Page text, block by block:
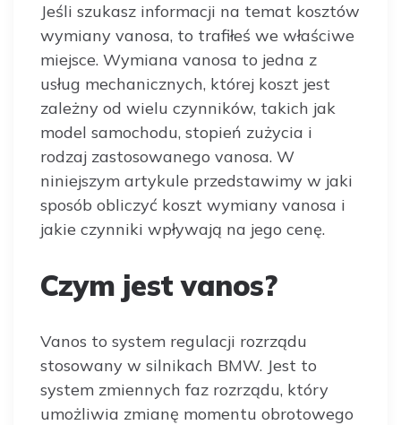
Jeśli szukasz informacji na temat kosztów
wymiany vanosa, to trafiłeś we właściwe
miejsce. Wymiana vanosa to jedna z
usług mechanicznych, której koszt jest
zależny od wielu czynników, takich jak
model samochodu, stopień zużycia i
rodzaj zastosowanego vanosa. W
niniejszym artykule przedstawimy w jaki
sposób obliczyć koszt wymiany vanosa i
jakie czynniki wpływają na jego cenę.
Czym jest vanos?
Vanos to system regulacji rozrządu
stosowany w silnikach BMW. Jest to
system zmiennych faz rozrządu, który
umożliwia zmianę momentu obrotowego